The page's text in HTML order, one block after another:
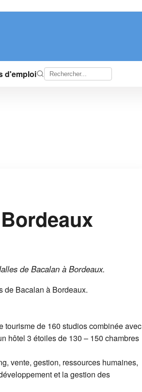
d'emploi
de Bacalan à Bordeaux.
de Bacalan à Bordeaux.
tourisme de 160 studios combinée avec
hôtel 3 étoiles de 130 – 150 chambres
vente, gestion, ressources humaines,
et la gestion des